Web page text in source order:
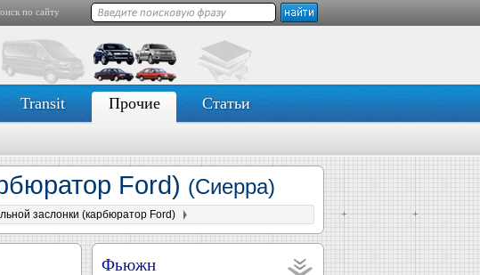
по сайту
Transit Прочие Статьи
Ford) (Сиерра)
заслонки (карбюратор Ford)
Фьюжн